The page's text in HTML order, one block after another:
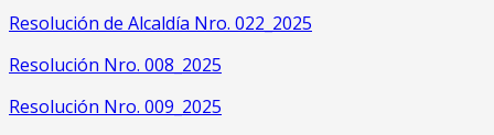
Resolución de Alcaldía Nro. 022_2025
Resolución Nro. 008_2025
Resolución Nro. 009_2025